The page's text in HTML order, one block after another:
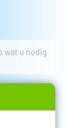
wat u nodig